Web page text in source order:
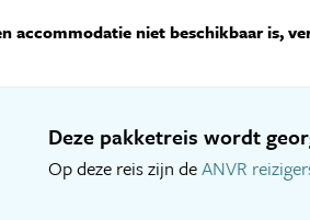
accommodatie niet beschikbaar is,
Deze pakketreis wordt
Op deze reis zijn deANVR